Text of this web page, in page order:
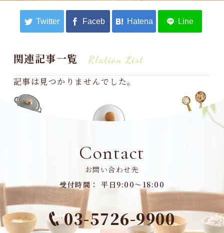
関連記事一覧 Rlation List
記事は見つかりませんでした。
Contact
お問い合わせ先
受付時間： 平日9:00～18:00
03-5726-9900